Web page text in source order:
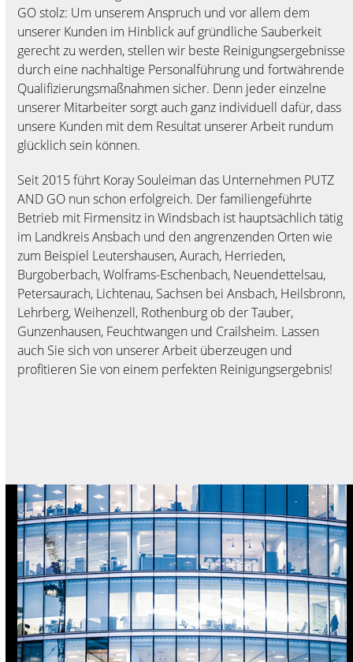
GO stolz: Um unserem Anspruch und vor allem dem
unserer Kunden im Hinblick auf gründliche Sauberkeit
gerecht zu werden, stellen wir beste Reinigungsergebnisse
durch eine nachhaltige Personalführung und fortwährende
Qualifizierungsmaßnahmen sicher. Denn jeder einzelne
unserer Mitarbeiter sorgt auch ganz individuell dafür, dass
unsere Kunden mit dem Resultat unserer Arbeit rundum
glücklich sein können.
Seit 2015 führt Koray Souleiman das Unternehmen PUTZ
AND GO nun schon erfolgreich. Der familiengeführte
Betrieb mit Firmensitz in Windsbach ist hauptsächlich tätig
im Landkreis Ansbach und den angrenzenden Orten wie
zum Beispiel Leutershausen, Aurach, Herrieden,
Burgoberbach, Wolframs-Eschenbach, Neuendettelsau,
Petersaurach, Lichtenau, Sachsen bei Ansbach, Heilsbronn,
Lehrberg, Weihenzell, Rothenburg ob der Tauber,
Gunzenhausen, Feuchtwangen und Crailsheim. Lassen
auch Sie sich von unserer Arbeit überzeugen und
profitieren Sie von einem perfekten Reinigungsergebnis!